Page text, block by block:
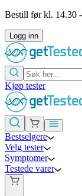
Bestill før kl. 14.30 -
Logg inn
Kjøp tester
Bestselgere
Velg tester
Symptomer
Testede varer